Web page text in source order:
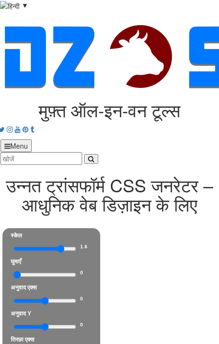
▼
मुफ़्त ऑल‑इन‑वन टूल्स
Twitter
Instagram
Youtube
Pinterest
tumblr
Menu
उन्नत ट्रांसफॉर्म CSS जनरेटर –
आधुनिक वेब डिज़ाइन के लिए
स्केल
1.6
घुमाएँ
0
अनुवाद एक्स
0
अनुवाद Y
0
तिरछा एक्स